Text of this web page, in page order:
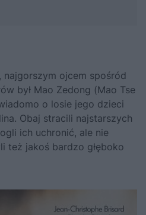
najgorszym ojcem spośród
był Mao Zedong (Mao Tse
o losie jego dzieci
Obaj stracili najstarszych
ich uchronić, ale nie
też jakoś bardzo głęboko